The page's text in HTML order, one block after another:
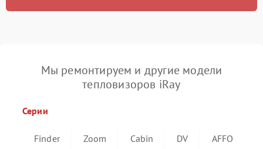
Мы ремонтируем и другие модели
тепловизоров iRay
Серии
Finder Zoom Cabin DV AFFO